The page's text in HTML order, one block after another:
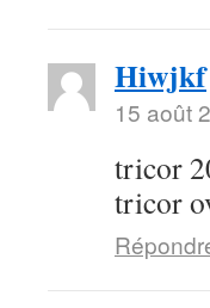
Hiwjkf
15 août
tricor
tricor